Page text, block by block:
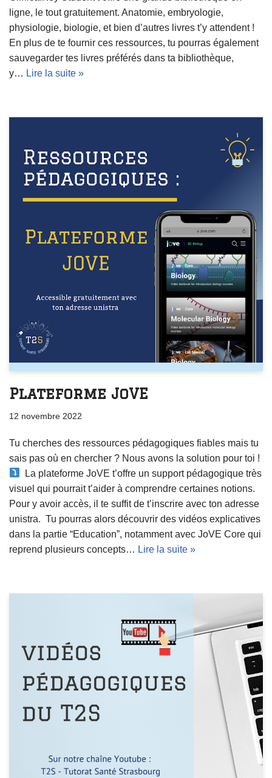
ligne, le tout gratuitement. Anatomie, embryologie,
physiologie, biologie, et bien d’autres livres t’y attendent !
En plus de te fournir ces ressources, tu pourras également
sauvegarder tes livres préférés dans ta bibliothèque,
y… Lire la suite »
Plateforme JoVE
12 novembre 2022
Tu cherches des ressources pédagogiques fiables mais tu
sais pas où en chercher ? Nous avons la solution pour toi !
La plateforme JoVE t’offre un support pédagogique très
visuel qui pourrait t’aider à comprendre certaines notions.
Pour y avoir accès, il te suffit de t’inscrire avec ton adresse
unistra. Tu pourras alors découvrir des vidéos explicatives
dans la partie “Education”, notamment avec JoVE Core qui
reprend plusieurs concepts… Lire la suite »